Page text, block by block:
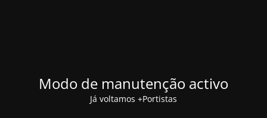
Modo de manutenção activo
Já voltamos +Portistas